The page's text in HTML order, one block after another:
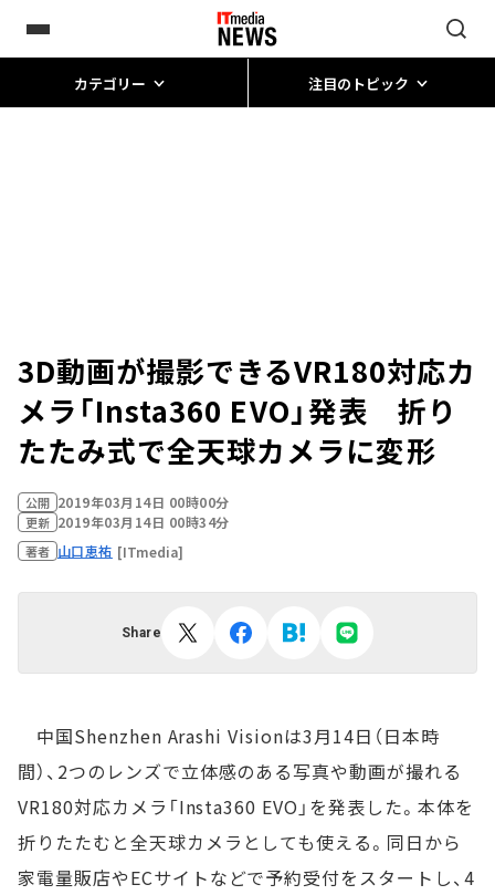
カテゴリー 注目のトピック
3D動画が撮影できるVR180対応カ
メラ「Insta360 EVO」発表 折り
たたみ式で全天球カメラに変形
公開 2019年03月14日 00時00分
更新 2019年03月14日 00時34分
著者 山口恵祐 [ITmedia]
Share
中国Shenzhen Arashi Visionは3月14日（日本時
間）、2つのレンズで立体感のある写真や動画が撮れる
VR180対応カメラ「Insta360 EVO」を発表した。本体を
折りたたむと全天球カメラとしても使える。同日から
家電量販店やECサイトなどで予約受付をスタートし、4